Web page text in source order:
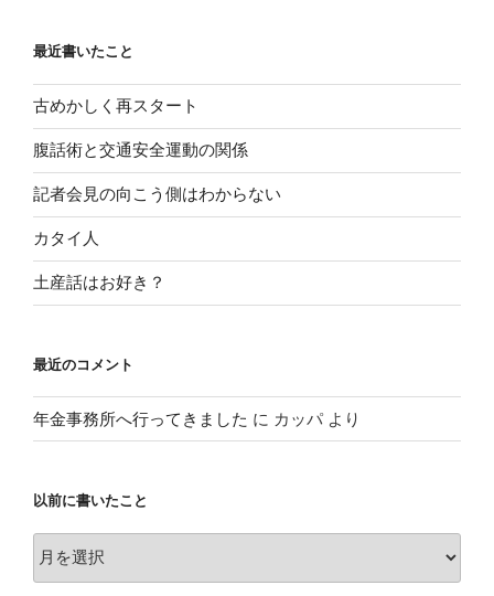
最近書いたこと
古めかしく再スタート
腹話術と交通安全運動の関係
記者会見の向こう側はわからない
カタイ人
土産話はお好き？
最近のコメント
年金事務所へ行ってきました に カッパより
以前に書いたこと
前